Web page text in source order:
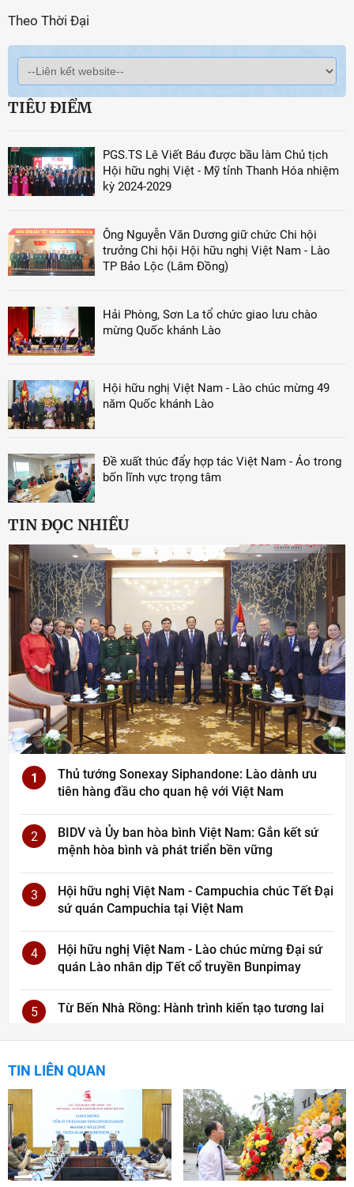
Theo Thời Đại
TIÊU ĐIỂM
PGS.TS Lê Viết Báu được bầu làm Chủ tịch
Hội hữu nghị Việt - Mỹ tỉnh Thanh Hóa nhiệm
kỳ 2024-2029
Ông Nguyễn Văn Dương giữ chức Chi hội
trưởng Chi hội Hội hữu nghị Việt Nam - Lào
TP Bảo Lộc (Lâm Đồng)
Hải Phòng, Sơn La tổ chức giao lưu chào
mừng Quốc khánh Lào
Hội hữu nghị Việt Nam - Lào chúc mừng 49
năm Quốc khánh Lào
Đề xuất thúc đẩy hợp tác Việt Nam - Áo trong
bốn lĩnh vực trọng tâm
TIN ĐỌC NHIỀU
1
Thủ tướng Sonexay Siphandone: Lào dành ưu
tiên hàng đầu cho quan hệ với Việt Nam
2
BIDV và Ủy ban hòa bình Việt Nam: Gắn kết sứ
mệnh hòa bình và phát triển bền vững
3
Hội hữu nghị Việt Nam - Campuchia chúc Tết Đại
sứ quán Campuchia tại Việt Nam
4
Hội hữu nghị Việt Nam - Lào chúc mừng Đại sứ
quán Lào nhân dịp Tết cổ truyền Bunpimay
5 Từ Bến Nhà Rồng: Hành trình kiến tạo tương lai
TIN LIÊN QUAN